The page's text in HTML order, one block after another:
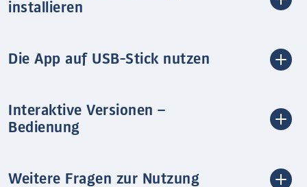
installieren
Die App auf USB-Stick nutzen
Interaktive Versionen –
Bedienung
Weitere Fragen zur Nutzung